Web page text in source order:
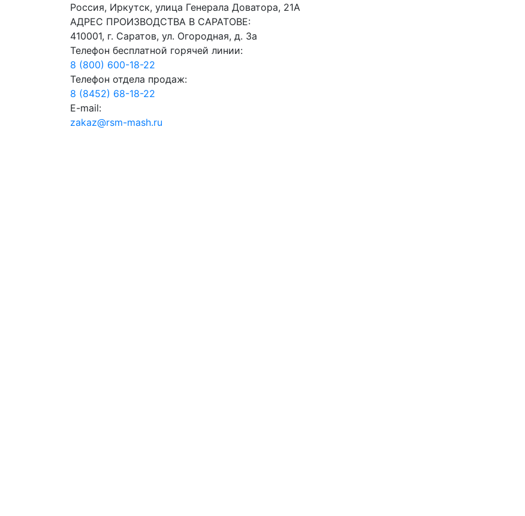
Россия, Иркутск, улица Генерала Доватора, 21А
АДРЕС ПРОИЗВОДСТВА В САРАТОВЕ:
410001, г. Саратов, ул. Огородная, д. 3а
Телефон бесплатной горячей линии:
8 (800) 600-18-22
Телефон отдела продаж:
8 (8452) 68-18-22
E-mail:
zakaz@rsm-mash.ru